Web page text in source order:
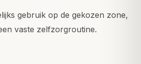
gebruik op de gekozen zone,
vaste zelfzorgroutine.